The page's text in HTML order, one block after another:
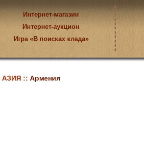
Интернет-магазин
Интернет-аукцион
Игра «В поисках клада»
АЗИЯ :: Армения